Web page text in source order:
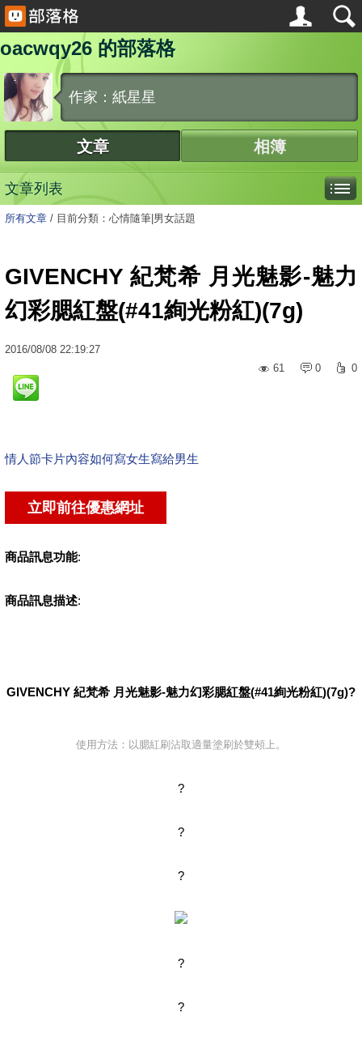
oacwqy26 的部落格
作家：紙星星
文章 相簿
文章列表
所有文章 / 目前分類：心情隨筆|男女話題
GIVENCHY 紀梵希 月光魅影-魅力
幻彩腮紅盤(#41絢光粉紅)(7g)
2016/08/08 22:19:27
61
0 0
情人節卡片內容如何寫女生寫給男生
商品訊息功能:
商品訊息描述:
GIVENCHY 紀梵希 月光魅影-魅力幻彩腮紅盤(#41絢光粉紅)(7g)?
使用方法：以腮紅刷沾取適量塗刷於雙頰上。
?
?
?
?
?